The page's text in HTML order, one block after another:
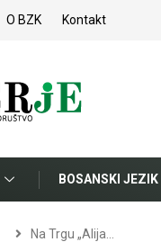
O BZK Kontakt
BOSANSKI JEZIK
Na Trgu „Alija…